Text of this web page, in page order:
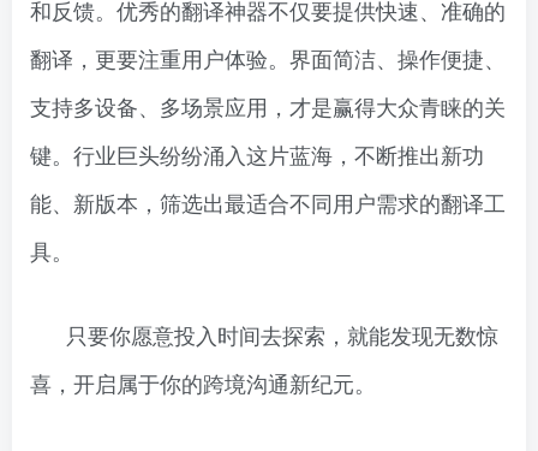
和反馈。优秀的翻译神器不仅要提供快速、准确的
翻译，更要注重用户体验。界面简洁、操作便捷、
支持多设备、多场景应用，才是赢得大众青睐的关
键。行业巨头纷纷涌入这片蓝海，不断推出新功
能、新版本，筛选出最适合不同用户需求的翻译工
具。
只要你愿意投入时间去探索，就能发现无数惊
喜，开启属于你的跨境沟通新纪元。